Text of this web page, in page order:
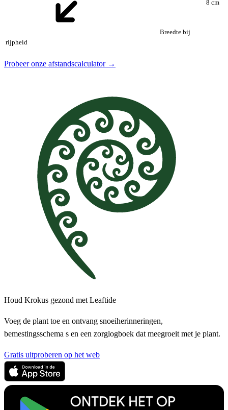
Breedte bij
rijpheid
8 cm
Probeer onze afstandscalculator →
Houd Krokus gezond met Leaftide
Voeg de plant toe en ontvang snoeiherinneringen,
bemestingsschema s en een zorglogboek dat meegroeit met je plant.
Gratis uitproberen op het web